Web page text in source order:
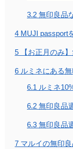
3.2 無印良品
4 MUJI passport
5 【お正月のみ
6 ルミネにある
6.1 ルミネ
6.2 無印良品
6.3 無印良品
7 マルイの無印